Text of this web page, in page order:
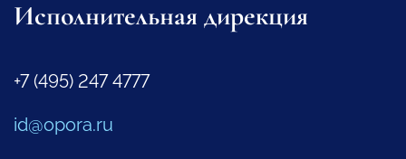
Исполнительная дирекция
+7 (495) 247 4777
id@opora.ru